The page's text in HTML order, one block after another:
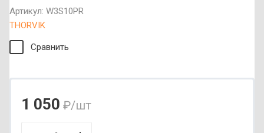
Артикул: W3S10PR
THORVIK
Сравнить
1 050 ₽/шт